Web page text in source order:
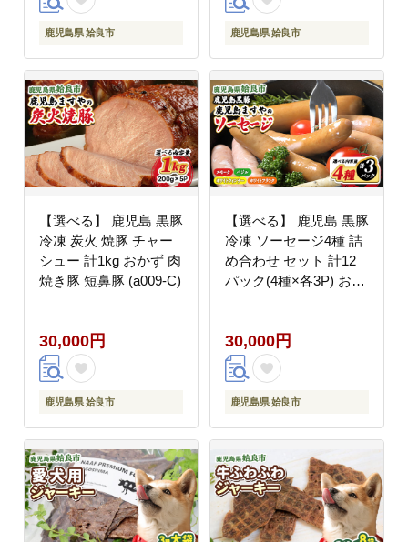
鹿児島県 姶良市 鹿児島県 姶良市
【選べる】 鹿児島 黒豚
冷凍 炭火 焼豚 チャー
シュー 計1kg おかず 肉
焼き豚 短鼻豚 (a009-C)
30,000円
鹿児島県 姶良市
【選べる】 鹿児島 黒豚
冷凍 ソーセージ4種 詰
め合わせ セット 計12
パック(4種×各3P) おか
A)
30,000円
鹿児島県 姶良市